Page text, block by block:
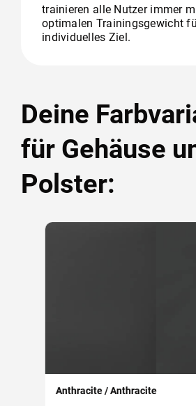
trainieren alle Nutzer immer
optimalen Trainingsgewicht
individuelles Ziel.
Deine
für Gehäuse
Polster:
Anthracite / Anthracite